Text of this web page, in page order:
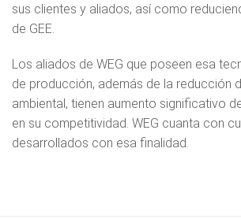
sus clientes y aliados, así como
de GEE.
Los aliados de WEG que poseen esa
de producción, además de la reducción
ambiental, tienen aumento significativo
en su competitividad. WEG cuanta con
desarrollados con esa finalidad.